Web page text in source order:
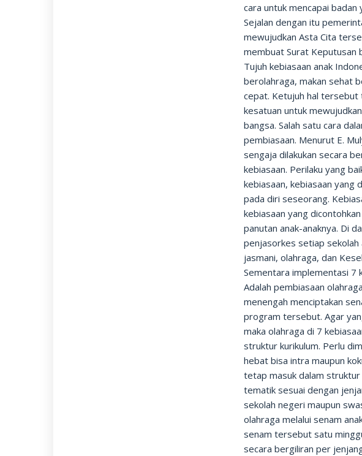
cara untuk mencapai
Sejalan dengan itu
mewujudkan Asta Cita
membuat Surat Keputusan
Tujuh kebiasaan anak
berolahraga, makan sehat
cepat. Ketujuh hal tersebut
kesatuan untuk
bangsa. Salah satu cara
pembiasaan. Menurut E.
sengaja dilakukan secara
kebiasaan. Perilaku yang
kebiasaan, kebiasaan yang
pada diri seseorang.
kebiasaan yang
panutan anak-anaknya. Di
penjasorkes setiap sekolah
jasmani, olahraga, dan
Sementara implementasi 7
Adalah pembiasaan
menengah menciptakan
program tersebut. Agar
maka olahraga di 7
struktur kurikulum. Perlu
hebat bisa intra maupun
tetap masuk dalam struktur
tematik sesuai dengan
sekolah negeri maupun
olahraga melalui senam
senam tersebut satu
secara bergiliran per